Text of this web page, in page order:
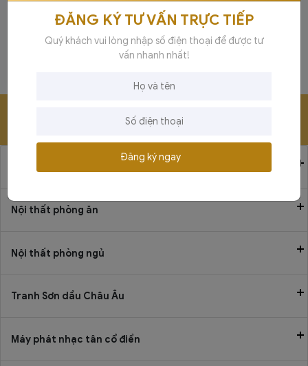
Giường ngủ nhập khẩu
Nội thất phòng khách
Nội thất phòng ăn
Nội thất phòng ngủ
Tranh Sơn dầu Châu Âu
Máy phát nhạc tân cổ điển
ĐĂNG KÝ TƯ VẤN TRỰC TIẾP
Quý khách vui lòng nhập số điện thoại để được tư
vấn nhanh nhất!
Đăng ký ngay